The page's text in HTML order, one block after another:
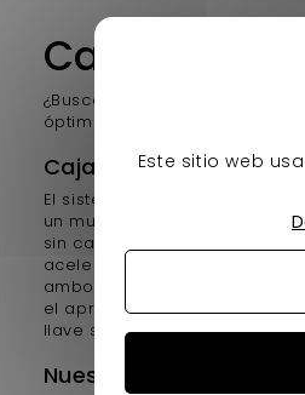
Caja de
¿Busca variadores de
óptima calidad. Descubra
Cajas de cambios:
El sistema consta de un
un multiplicador de par. Es
sin carnet (CVV), el
aceleración. Uno es el
ambos. Lo que diferencia al
el apriete de las dos
llave sujeta el muelle y el
Nuestra selección de
Este sitio web